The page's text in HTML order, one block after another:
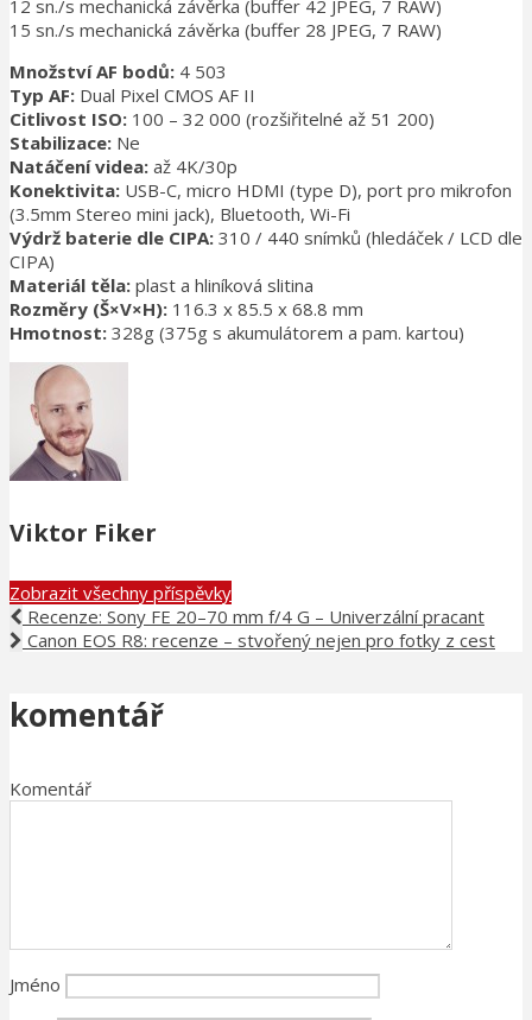
12 sn./s mechanická závěrka (buffer 42 JPEG, 7 RAW)
15 sn./s mechanická závěrka (buffer 28 JPEG, 7 RAW)
Množství AF bodů: 4 503
Typ AF: Dual Pixel CMOS AF II
Citlivost ISO: 100 – 32 000 (rozšiřitelné až 51 200)
Stabilizace: Ne
Natáčení videa: až 4K/30p
Konektivita: USB-C, micro HDMI (type D), port pro mikrofon
(3.5mm Stereo mini jack), Bluetooth, Wi-Fi
Výdrž baterie dle CIPA: 310 / 440 snímků (hledáček / LCD dle
CIPA)
Materiál těla: plast a hliníková slitina
Rozměry (Š×V×H): 116.3 x 85.5 x 68.8 mm
Hmotnost: 328g (375g s akumulátorem a pam. kartou)
Viktor Fiker
Zobrazit všechny příspěvky
Recenze: Sony FE 20–70 mm f/4 G – Univerzální pracant
Canon EOS R8: recenze – stvořený nejen pro fotky z cest
komentář
Komentář
Jméno